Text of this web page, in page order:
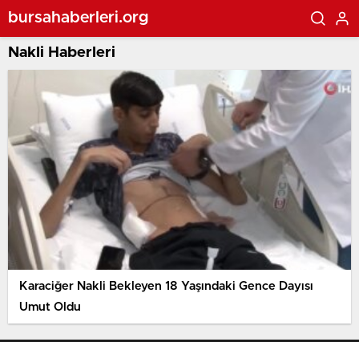
bursahaberleri.org
Nakli Haberleri
Karaciğer Nakli Bekleyen 18 Yaşındaki Gence Dayısı
Umut Oldu